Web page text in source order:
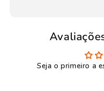
Seja o primeiro a